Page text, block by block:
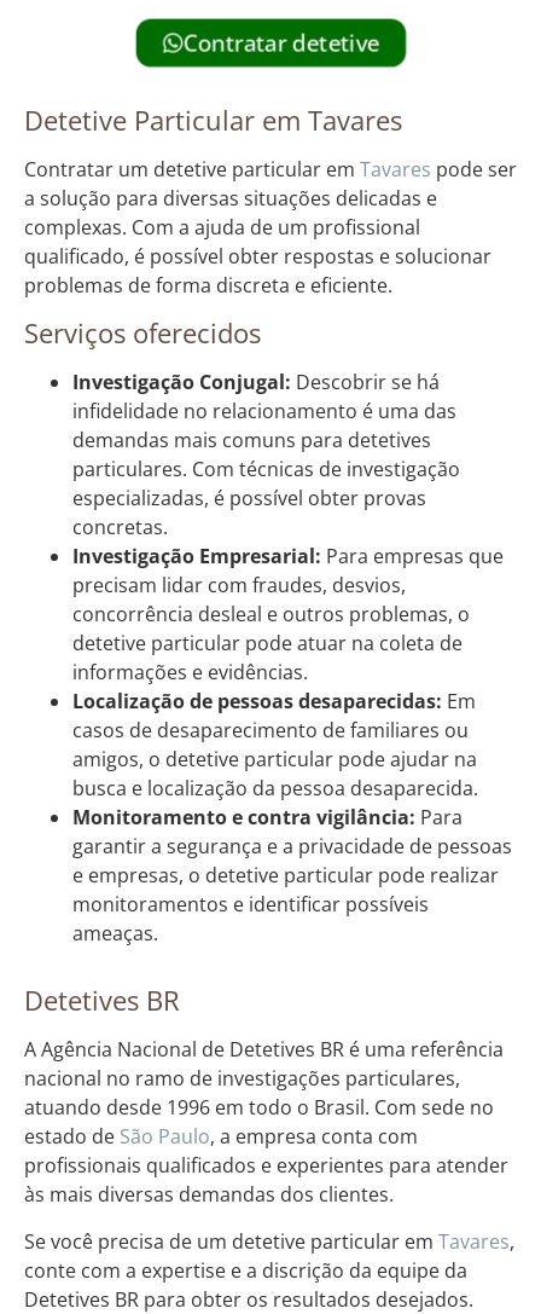
Contratar detetive
Detetive Particular em Tavares
Contratar um detetive particular em Tavares pode ser
a solução para diversas situações delicadas e
complexas. Com a ajuda de um profissional
qualificado, é possível obter respostas e solucionar
problemas de forma discreta e eficiente.
Serviços oferecidos
Investigação Conjugal: Descobrir se há
infidelidade no relacionamento é uma das
demandas mais comuns para detetives
particulares. Com técnicas de investigação
especializadas, é possível obter provas
concretas.
Investigação Empresarial: Para empresas que
precisam lidar com fraudes, desvios,
concorrência desleal e outros problemas, o
detetive particular pode atuar na coleta de
informações e evidências.
Localização de pessoas desaparecidas: Em
casos de desaparecimento de familiares ou
amigos, o detetive particular pode ajudar na
busca e localização da pessoa desaparecida.
Monitoramento e contra vigilância: Para
garantir a segurança e a privacidade de pessoas
e empresas, o detetive particular pode realizar
monitoramentos e identificar possíveis
ameaças.
Detetives BR
A Agência Nacional de Detetives BR é uma referência
nacional no ramo de investigações particulares,
atuando desde 1996 em todo o Brasil. Com sede no
estado de São Paulo, a empresa conta com
profissionais qualificados e experientes para atender
às mais diversas demandas dos clientes.
Se você precisa de um detetive particular em Tavares,
conte com a expertise e a discrição da equipe da
Detetives BR para obter os resultados desejados.